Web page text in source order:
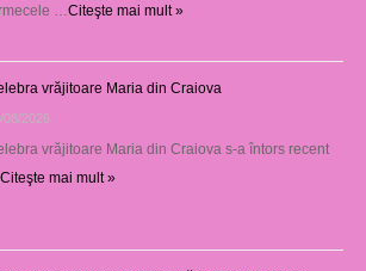
… Citeşte mai mult »
vrăjitoare Maria din Craiova
08/2026
vrăjitoare Maria din Craiova s-a întors recent
Citeşte mai mult »